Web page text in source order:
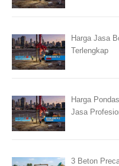
Harga Jasa
Terlengkap
Harga
Jasa
3 Beton